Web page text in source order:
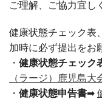
ご理解、ご協力宜し
健康状態チェック表
加時に必ず提出をお
・ 健康状態チェック
（ラージ）鹿児島大
・ 健康状態申告書➡